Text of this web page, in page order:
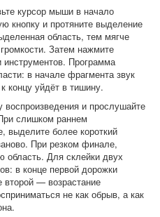
курсор мыши в начало
кнопку и протяните выделение
область, тем мягче
Затем нажмите
инструментов. Программа
в начале фрагмента звук
концу уйдёт в тишину.
воспроизведения и прослушайте
слишком раннем
выделите более короткий
При резком финале,
область. Для склейки двух
в конце первой дорожки
второй — возрастание
не как обрыв, а как